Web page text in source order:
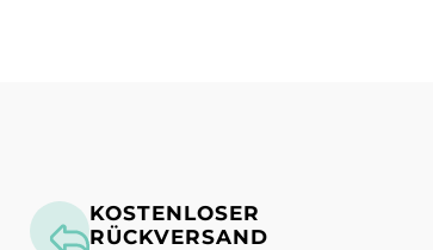
KOSTENLOSER
RÜCKVERSAND